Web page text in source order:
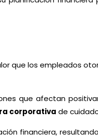
que los empleados
que afectan
corporativa de
financiera,